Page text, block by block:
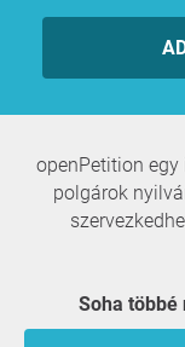
openPetition
polgárok
Soha